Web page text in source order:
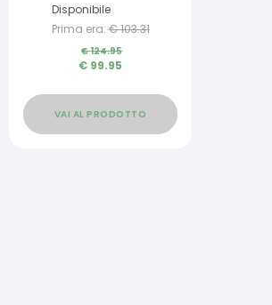
Disponibile
Prima era: €103.31
€124.95
€ 99.95
VAI AL PRODOTTO